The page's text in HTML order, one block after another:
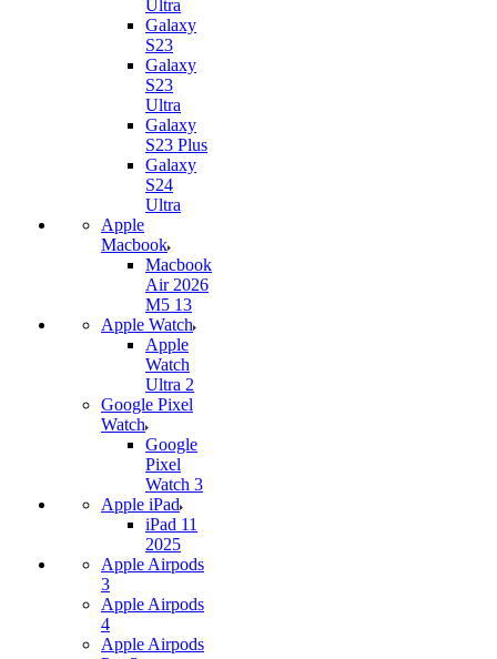
Ultra
Galaxy
S23
Galaxy
S23
Ultra
Galaxy
S23 Plus
Galaxy
S24
Ultra
Apple
Macbook
Macbook
Air 2026
M5 13
Apple Watch
Apple
Watch
Ultra 2
Google Pixel
Watch
Google
Pixel
Watch 3
Apple iPad
iPad 11
2025
Apple Airpods
3
Apple Airpods
4
Apple Airpods